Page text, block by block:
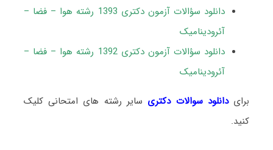
دانلود سؤالات آزمون دکتری 1393 رشته هوا – فضا –
آئرودینامیک
دانلود سؤالات آزمون دکتری 1392 رشته هوا – فضا –
آئرودینامیک
برایدانلود سوالات دکتری سایر رشته های امتحانی کلیک
کنید.